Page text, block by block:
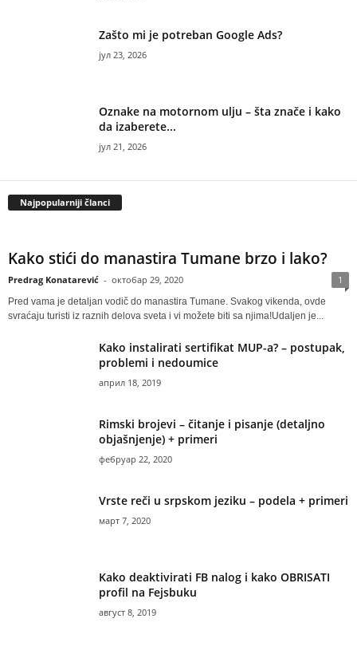
Zašto mi je potreban Google Ads?
јул 23, 2026
Oznake na motornom ulju – šta znače i kako
da izaberete...
јул 21, 2026
Najpopularniji članci
Kako stići do manastira Tumane brzo i lako?
Predrag Konatarević - октобар 29, 2020 1
Pred vama je detaljan vodič do manastira Tumane. Svakog vikenda, ovde
svraćaju turisti iz raznih delova sveta i vi možete biti sa njima!Udaljen je...
Kako instalirati sertifikat MUP-a? – postupak,
problemi i nedoumice
април 18, 2019
Rimski brojevi – čitanje i pisanje (detaljno
objašnjenje) + primeri
фебруар 22, 2020
Vrste reči u srpskom jeziku – podela + primeri
март 7, 2020
Kako deaktivirati FB nalog i kako OBRISATI
profil na Fejsbuku
август 8, 2019